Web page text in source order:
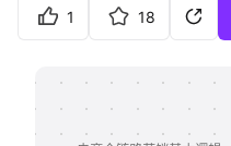
会员
私有化部署
1 18